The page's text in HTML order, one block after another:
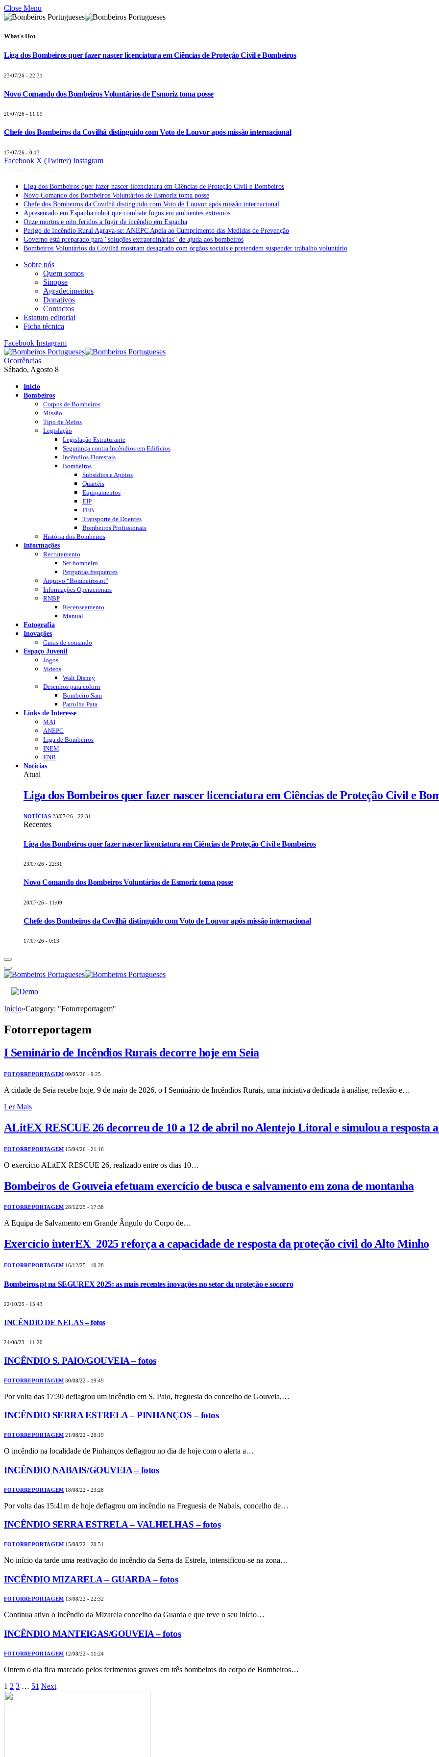
Close Menu
What's Hot
Liga dos Bombeiros quer fazer nascer licenciatura em Ciências de Proteção Civil e Bombeiros
23/07/26 - 22:31
Novo Comando dos Bombeiros Voluntários de Esmoriz toma posse
20/07/26 - 11:09
Chefe dos Bombeiros da Covilhã distinguido com Voto de Louvor após missão internacional
17/07/26 - 0:13
Facebook X (Twitter) Instagram
Liga dos Bombeiros quer fazer nascer licenciatura em Ciências de Proteção Civil e Bombeiros
Novo Comando dos Bombeiros Voluntários de Esmoriz toma posse
Chefe dos Bombeiros da Covilhã distinguido com Voto de Louvor após missão internacional
Apresentado em Espanha robot que combate fogos em ambientes extremos
Onze mortos e oito feridos a fugir de incêndio em Espanha
Perigo de Incêndio Rural Agrava-se: ANEPC Apela ao Cumprimento das Medidas de Prevenção
Governo está preparado para “soluções extraordinárias” de ajuda aos bombeiros
Bombeiros Voluntários da Covilhã mostram desagrado com órgãos sociais e pretendem suspender trabalho voluntário
Sobre nós
Quem somos
Sinopse
Agradecimentos
Donativos
Contactos
Estatuto editorial
Ficha técnica
Facebook Instagram
Ocorrências
Sábado, Agosto 8
Início
Bombeiros
Corpos de Bombeiros
Missão
Tipo de Meios
Legislação
Legislação Estruturante
Segurança contra Incêndios em Edificios
Incêndios Florestais
Bombeiros
Subsídios e Apoios
Quartéis
Equipamentos
EIP
FEB
Transporte de Doentes
Bombeiros Profissionais
História dos Bombeiros
Informações
Recrutamento
Ser bombeiro
Perguntas frequentes
Arquivo “Bombeiros.pt”
Informações Operacionais
RNBP
Recenseamento
Manual
Fotografia
Inovações
Guias de comando
Espaço Juvenil
Jogos
Videos
Walt Disney
Desenhos para colorir
Bombeiro Sam
Patrulha Pata
Links de Interesse
MAI
ANEPC
Liga de Bombeiros
INEM
ENB
Notícias
Atual
Liga dos Bombeiros quer fazer nascer licenciatura em Ciências de Proteção Civil e
NOTÍCIAS 23/07/26 - 22:31
Recentes
Liga dos Bombeiros quer fazer nascer licenciatura em Ciências de Proteção Civil e Bombeiros
23/07/26 - 22:31
Novo Comando dos Bombeiros Voluntários de Esmoriz toma posse
20/07/26 - 11:09
Chefe dos Bombeiros da Covilhã distinguido com Voto de Louvor após missão internacional
17/07/26 - 0:13
Início»Category: "Fotorreportagem"
Fotorreportagem
I Seminário de Incêndios Rurais decorre hoje em Seia
FOTORREPORTAGEM 09/05/26 - 9:25
A cidade de Seia recebe hoje, 9 de maio de 2026, o I Seminário de Incêndios Rurais, uma iniciativa dedicada à análise, reflexão e…
Ler Mais
ALitEX RESCUE 26 decorreu de 10 a 12 de abril no Alentejo Litoral e simulou a resposta
FOTORREPORTAGEM 15/04/26 - 21:16
O exercício ALitEX RESCUE 26, realizado entre os dias 10…
Bombeiros de Gouveia efetuam exercício de busca e salvamento em zona de montanha
FOTORREPORTAGEM 28/12/25 - 17:38
A Equipa de Salvamento em Grande Ângulo do Corpo de…
Exercício interEX_2025 reforça a capacidade de resposta da proteção civil do Alto Minho
FOTORREPORTAGEM 16/12/25 - 10:28
Bombeiros.pt na SEGUREX 2025: as mais recentes inovações no setor da proteção e socorro
22/10/25 - 15:43
INCÊNDIO DE NELAS – fotos
24/08/23 - 11:20
INCÊNDIO S. PAIO/GOUVEIA – fotos
FOTORREPORTAGEM 30/08/22 - 19:49
Por volta das 17:30 deflagrou um incêndio em S. Paio, freguesia do concelho de Gouveia,…
INCÊNDIO SERRA ESTRELA – PINHANÇOS – fotos
FOTORREPORTAGEM 21/08/22 - 20:19
O incêndio na localidade de Pinhanços deflagrou no dia de hoje com o alerta a…
INCÊNDIO NABAIS/GOUVEIA – fotos
FOTORREPORTAGEM 18/08/22 - 23:28
Por volta das 15:41m de hoje deflagrou um incêndio na Freguesia de Nabais, concelho de…
INCÊNDIO SERRA ESTRELA – VALHELHAS – fotos
FOTORREPORTAGEM 15/08/22 - 20:51
No início da tarde uma reativação do incêndio da Serra da Estrela, intensificou-se na zona…
INCÊNDIO MIZARELA – GUARDA – fotos
FOTORREPORTAGEM 13/08/22 - 22:32
Continua ativo o incêndio da Mizarela concelho da Guarda e que teve o seu início…
INCÊNDIO MANTEIGAS/GOUVEIA – fotos
FOTORREPORTAGEM 12/08/22 - 11:24
Ontem o dia fica marcado pelos ferimentos graves em três bombeiros do corpo de Bombeiros…
1 2 3 … 51 Next